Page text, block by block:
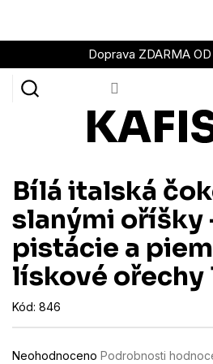
obsah
Doprava ZDARMA
Bílá italská
slanými oříšky
pistácie a
lískové ořechy
Kód: 846
Průměrné
Neohodnoceno Podrobnosti